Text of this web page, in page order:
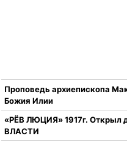
Проповедь архиепископа
Божия Илии
«РЁВ ЛЮЦИЯ» 1917г. Открыл
ВЛАСТИ